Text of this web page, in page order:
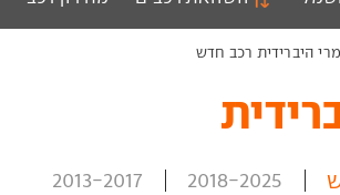
היברידית רכב חדש
2018-2025
2013-2017